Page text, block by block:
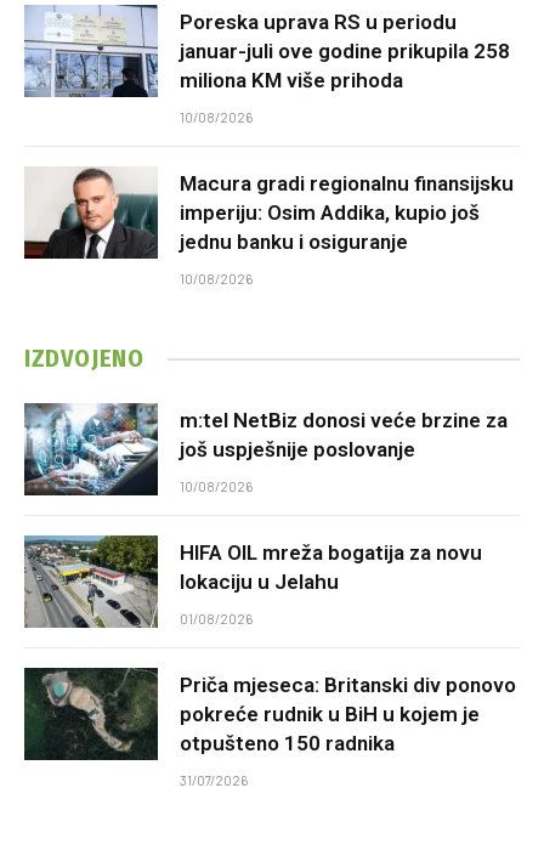
Poreska uprava RS u periodu
januar-juli ove godine prikupila 258
miliona KM više prihoda
10/08/2026
Macura gradi regionalnu finansijsku
imperiju: Osim Addika, kupio još
jednu banku i osiguranje
10/08/2026
IZDVOJENO
m:tel NetBiz donosi veće brzine za
još uspješnije poslovanje
10/08/2026
HIFA OIL mreža bogatija za novu
lokaciju u Jelahu
01/08/2026
Priča mjeseca: Britanski div ponovo
pokreće rudnik u BiH u kojem je
otpušteno 150 radnika
31/07/2026